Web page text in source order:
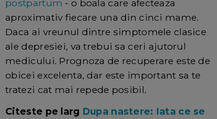
postpartum - o boala care afecteaza
aproximativ fiecare una din cinci mame.
Daca ai vreunul dintre simptomele clasice
ale depresiei, va trebui sa ceri ajutorul
medicului. Prognoza de recuperare este de
obicei excelenta, dar este important sa te
tratezi cat mai repede posibil.
Citeste pe larg Dupa nastere: Iata ce se